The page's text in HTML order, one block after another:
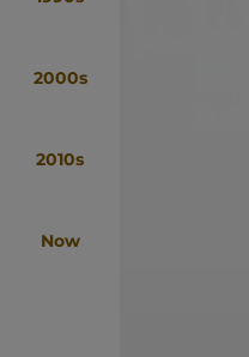
2000s
2010s
Now